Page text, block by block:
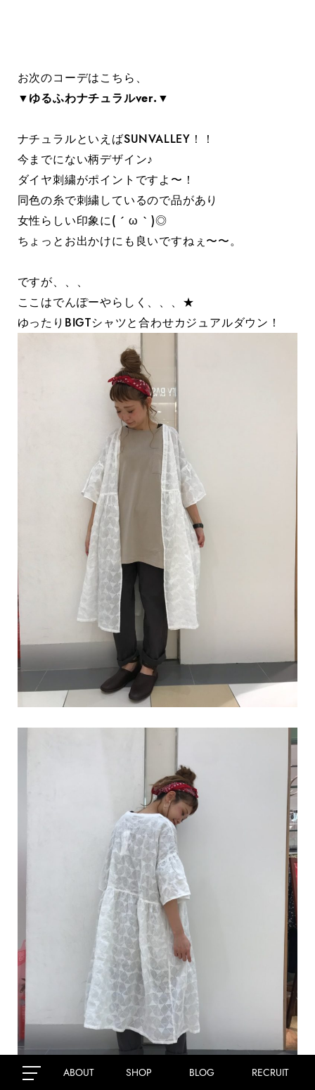
ABOUT SHOP BLOG RECRUIT
お次のコーデはこちら、
▼ゆるふわナチュラルver.▼
ナチュラルといえばSUNVALLEY！！
今までにない柄デザイン♪
ダイヤ刺繍がポイントですよ〜！
同色の糸で刺繍しているので品があり
女性らしい印象に( ´ ω ` )◎
ちょっとお出かけにも良いですねぇ〜〜。
ですが、、、
ここはでんぽーやらしく、、、★
ゆったりBIGTシャツと合わせカジュアルダウン！